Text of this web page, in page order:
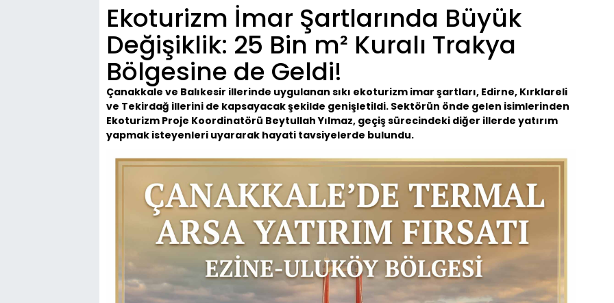
Ekoturizm İmar Şartlarında Büyük
Değişiklik: 25 Bin m² Kuralı Trakya
Bölgesine de Geldi!
Çanakkale ve Balıkesir illerinde uygulanan sıkı ekoturizm imar şartları, Edirne, Kırklareli
ve Tekirdağ illerini de kapsayacak şekilde genişletildi. Sektörün önde gelen isimlerinden
Ekoturizm Proje Koordinatörü Beytullah Yılmaz, geçiş sürecindeki diğer illerde yatırım
yapmak isteyenleri uyararak hayati tavsiyelerde bulundu.